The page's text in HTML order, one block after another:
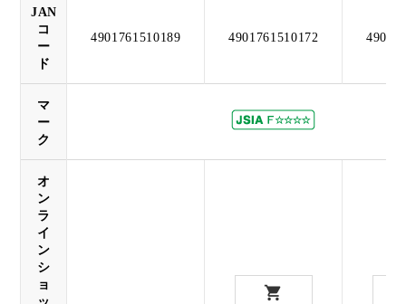
JAN
コ
ー
ド
4901761510189 4901761510172
マ
ー
ク
オ
ン
ラ
イ
ン
シ
ョ